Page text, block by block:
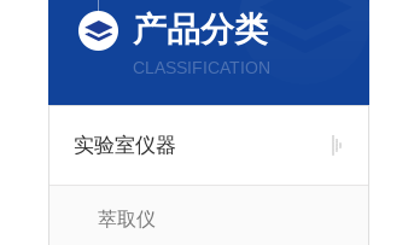
产品分类
CLASSIFICATION
实验室仪器
萃取仪